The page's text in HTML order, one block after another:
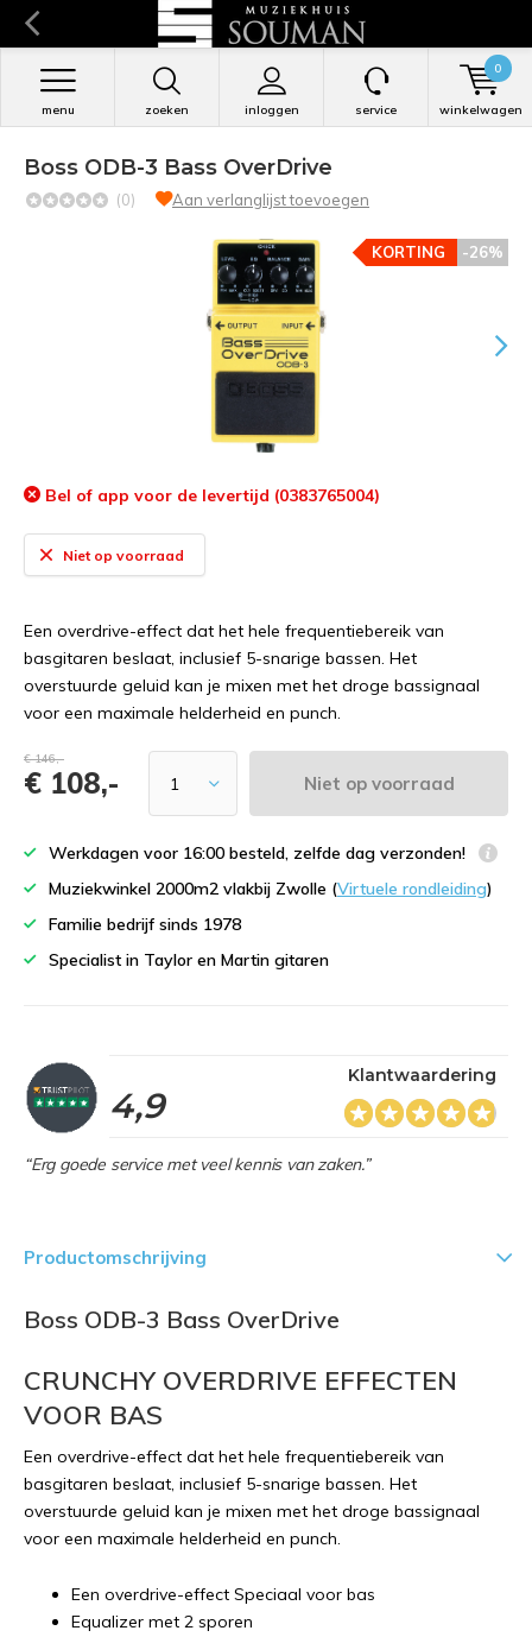
zoeken inloggen
menu service winkelwagen
0
Boss ODB-3 Bass OverDrive
(0) Aan verlanglijst toevoegen
-26%
KORTING
Bel of app voor de levertijd (0383765004)
Niet op voorraad
Een overdrive-effect dat het hele frequentiebereik van
basgitaren beslaat, inclusief 5-snarige bassen. Het
overstuurde geluid kan je mixen met het droge bassignaal
voor een maximale helderheid en punch.
€ 146,-
€ 108,- Niet op voorraad
Werkdagen voor 16:00 besteld, zelfde dag verzonden!
Muziekwinkel 2000m2 vlakbij Zwolle (Virtuele rondleiding)
Familie bedrijf sinds 1978
Specialist in Taylor en Martin gitaren
4,9
Klantwaardering
“Erg goede service met veel kennis van zaken.”
Productomschrijving
Boss ODB-3 Bass OverDrive
CRUNCHY OVERDRIVE EFFECTEN
VOOR BAS
Een overdrive-effect dat het hele frequentiebereik van
basgitaren beslaat, inclusief 5-snarige bassen. Het
overstuurde geluid kan je mixen met het droge bassignaal
voor een maximale helderheid en punch.
Een overdrive-effect Speciaal voor bas
Equalizer met 2 sporen